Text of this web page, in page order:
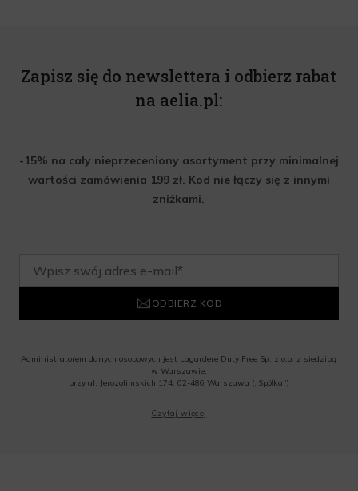
Zapisz się do newslettera i odbierz rabat
na aelia.pl:
-15% na cały nieprzeceniony asortyment przy minimalnej
wartości zamówienia 199 zł. Kod nie łączy się z innymi
zniżkami.
ODBIERZ KOD
Administratorem danych osobowych jest Lagardere Duty Free Sp. z o.o. z siedzibą
w Warszawie,
przy al. Jerozolimskich 174, 02-486 Warszawa („Spółka”)
o.o. informacji handlowych, w tym newslettera, informacji o promocjach i
Czytaj więcej